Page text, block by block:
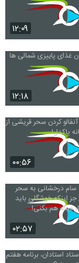
۱۲:۰۹
۱۲:۱۸
۰۰:۵۶
۰۲:۵۷